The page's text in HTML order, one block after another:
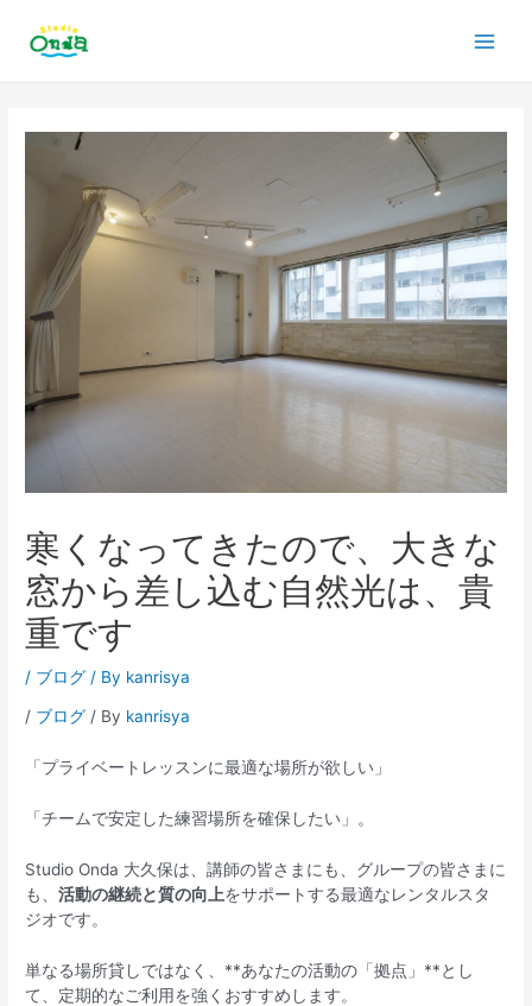
寒くなってきたので、大きな
窓から差し込む自然光は、貴
重です
/ ブログ / By kanrisya
/ ブログ / By kanrisya
「プライベートレッスンに最適な場所が欲しい」
「チームで安定した練習場所を確保したい」。
Studio Onda 大久保は、講師の皆さまにも、グループの皆さまに
も、活動の継続と質の向上をサポートする最適なレンタルスタ
ジオです。
単なる場所貸しではなく、**あなたの活動の「拠点」**とし
て、定期的なご利用を強くおすすめします。
ナ
シ
ョ
ン